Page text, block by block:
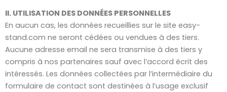
II. UTILISATION DES DONNÉES PERSONNELLES
En aucun cas, les données recueillies sur le site easy-
stand.com ne seront cédées ou vendues à des tiers.
Aucune adresse email ne sera transmise à des tiers y
compris à nos partenaires sauf avec l’accord écrit des
intéressés. Les données collectées par l’intermédiaire du
formulaire de contact sont destinées à l’usage exclusif